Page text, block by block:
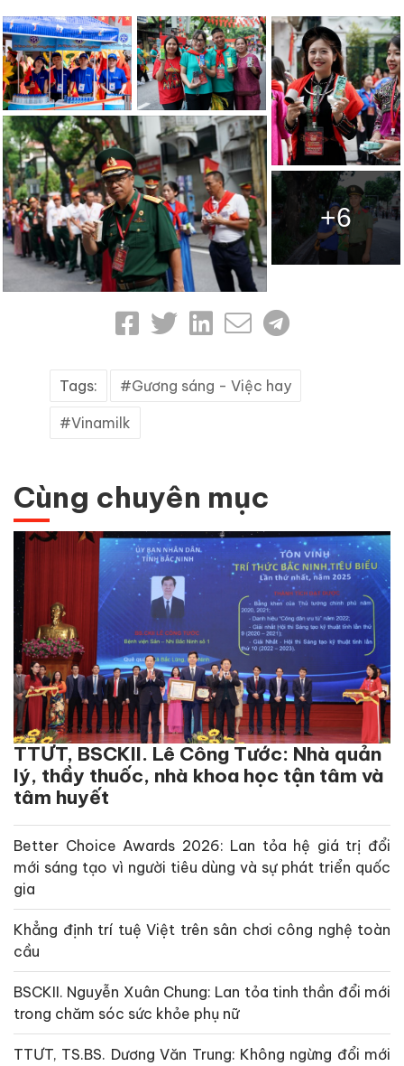
+6
Tags: Gương sáng - Việc hay
Vinamilk
Cùng chuyên mục
TTƯT, BSCKII. Lê Công Tước: Nhà quản
lý, thầy thuốc, nhà khoa học tận tâm và
tâm huyết
Better Choice Awards 2026: Lan tỏa hệ giá trị đổi
mới sáng tạo vì người tiêu dùng và sự phát triển quốc
gia
Khẳng định trí tuệ Việt trên sân chơi công nghệ toàn
cầu
BSCKII. Nguyễn Xuân Chung: Lan tỏa tinh thần đổi mới
trong chăm sóc sức khỏe phụ nữ
TTƯT, TS.BS. Dương Văn Trung: Không ngừng đổi mới